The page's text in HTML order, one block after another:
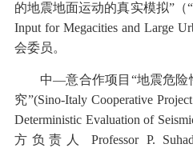
的地震地面运动的真实模拟”（
Input for Megacities and Large
会委员。
中—意合作项目“地震危险
究”(Sino-Italy Cooperative
Deterministic Evaluation of
方负责人 Professor P.